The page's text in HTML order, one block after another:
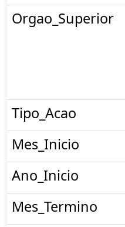
Orgao_Superior
Tipo_Acao
Mes_Inicio
Ano_Inicio
Mes_Termino